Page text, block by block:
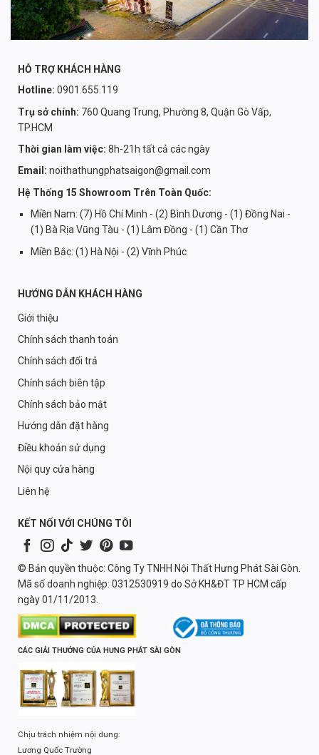
HỖ TRỢ KHÁCH HÀNG
Hotline: 0901.655.119
Trụ sở chính: 760 Quang Trung, Phường 8, Quận Gò Vấp,
TP.HCM
Thời gian làm việc: 8h-21h tất cả các ngày
Email: noithathungphatsaigon@gmail.com
Hệ Thống 15 Showroom Trên Toàn Quốc:
Miền Nam: (7) Hồ Chí Minh - (2) Bình Dương - (1) Đồng Nai -
(1) Bà Rịa Vũng Tàu - (1) Lâm Đồng - (1) Cần Thơ
Miền Bắc: (1) Hà Nội - (2) Vĩnh Phúc
HƯỚNG DẪN KHÁCH HÀNG
Giới thiệu
Chính sách thanh toán
Chính sách đổi trả
Chính sách biên tập
Chính sách bảo mật
Hướng dẫn đặt hàng
Điều khoản sử dụng
Nội quy cửa hàng
Liên hệ
KẾT NỐI VỚI CHÚNG TÔI
© Bản quyền thuộc: Công Ty TNHH Nội Thất Hưng Phát Sài Gòn.
Mã số doanh nghiệp: 0312530919 do Sở KH&ĐT TP HCM cấp
ngày 01/11/2013.
CÁC GIẢI THƯỞNG CỦA HƯNG PHÁT SÀI GÒN
Chịu trách nhiệm nội dung:
Lương Quốc Trường